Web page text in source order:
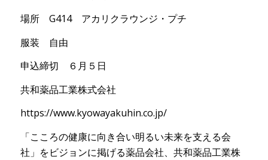
場所 G414 アカリクラウンジ・プチ
服装 自由
申込締切 ６月５日
共和薬品工業株式会社
https://www.kyowayakuhin.co.jp/
「こころの健康に向き合い明るい未来を支える会
社」をビジョンに掲げる薬品会社、共和薬品工業株